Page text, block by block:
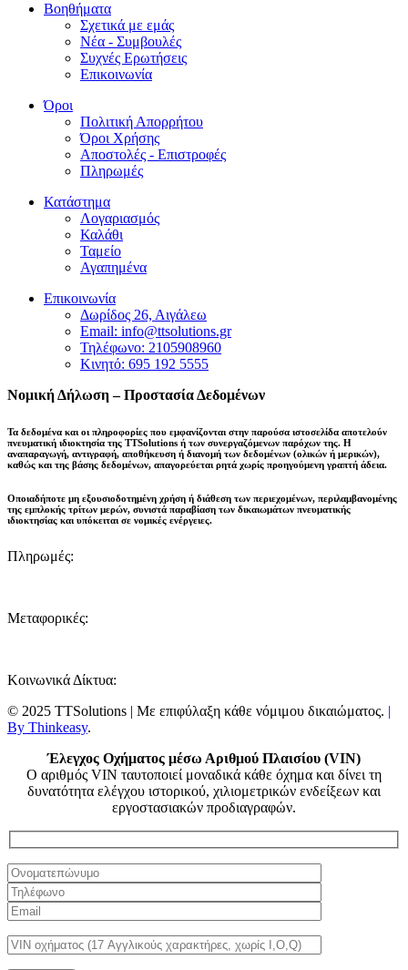
Βοηθήματα
Σχετικά με εμάς
Νέα - Συμβουλές
Συχνές Ερωτήσεις
Επικοινωνία
Όροι
Πολιτική Απορρήτου
Όροι Χρήσης
Αποστολές - Επιστροφές
Πληρωμές
Κατάστημα
Λογαριασμός
Καλάθι
Ταμείο
Αγαπημένα
Επικοινωνία
Δωρίδος 26, Αιγάλεω
Email: info@ttsolutions.gr
Τηλέφωνο: 2105908960
Κινητό: 695 192 5555
Νομική Δήλωση – Προστασία Δεδομένων
Τα δεδομένα και οι πληροφορίες που εμφανίζονται στην παρούσα ιστοσελίδα αποτελούν
πνευματική ιδιοκτησία της TTSolutions ή των συνεργαζόμενων παρόχων της. Η
αναπαραγωγή, αντιγραφή, αποθήκευση ή διανομή των δεδομένων (ολικών ή μερικών),
καθώς και της βάσης δεδομένων, απαγορεύεται ρητά χωρίς προηγούμενη γραπτή άδεια.
Οποιαδήποτε μη εξουσιοδοτημένη χρήση ή διάθεση των περιεχομένων, περιλαμβανομένης
της εμπλοκής τρίτων μερών, συνιστά παραβίαση των δικαιωμάτων πνευματικής
ιδιοκτησίας και υπόκειται σε νομικές ενέργειες.
Πληρωμές:
Μεταφορικές:
Κοινωνικά Δίκτυα:
© 2025 TTSolutions | Με επιφύλαξη κάθε νόμιμου δικαιώματος. |
By Thinkeasy.
Έλεγχος Οχήματος μέσω Αριθμού Πλαισίου (VIN)
Ο αριθμός VIN ταυτοποιεί μοναδικά κάθε όχημα και δίνει τη
δυνατότητα ελέγχου ιστορικού, χιλιομετρικών ενδείξεων και
εργοστασιακών προδιαγραφών.